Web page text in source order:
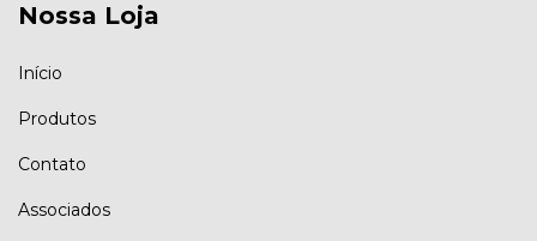
Nossa Loja
Início
Produtos
Contato
Associados